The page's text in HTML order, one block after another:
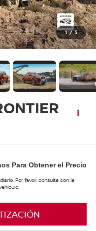
1 / 5
Para Obtener el Precio
Por favor, consulta con la